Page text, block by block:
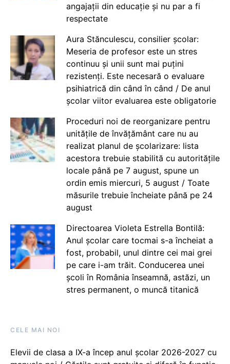
angajații din educație și nu par a fi
respectate
Aura Stănculescu, consilier școlar:
Meseria de profesor este un stres
continuu și unii sunt mai puțini
rezistenți. Este necesară o evaluare
psihiatrică din când în când / De anul
școlar viitor evaluarea este obligatorie
Proceduri noi de reorganizare pentru
unitățile de învățământ care nu au
realizat planul de școlarizare: lista
acestora trebuie stabilită cu autoritățile
locale până pe 7 august, spune un
ordin emis miercuri, 5 august / Toate
măsurile trebuie încheiate până pe 24
august
Directoarea Violeta Estrella Bontilă:
Anul școlar care tocmai s-a încheiat a
fost, probabil, unul dintre cei mai grei
pe care i-am trăit. Conducerea unei
școli în România înseamnă, astăzi, un
stres permanent, o muncă titanică
CELE MAI NOI
Elevii de clasa a IX-a încep anul școlar 2026-2027 cu